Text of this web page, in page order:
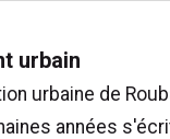
urbain
urbaine de
années